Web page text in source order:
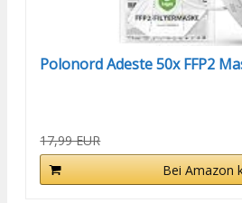
Polonord Adeste 50x FFP2
17,99 EUR
Bei Amazon